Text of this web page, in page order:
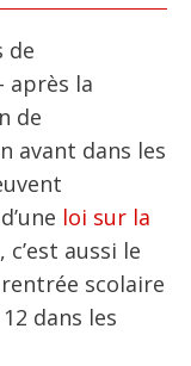
de
après la
de
avant dans les
loi sur la
, c’est aussi le
scolaire
dans les